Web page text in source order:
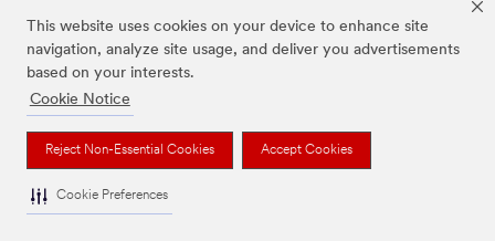
This website uses cookies on your device to enhance site
navigation, analyze site usage, and deliver you advertisements
based on your interests.
Cookie Notice
Reject Non-Essential Cookies Accept Cookies
Cookie Preferences